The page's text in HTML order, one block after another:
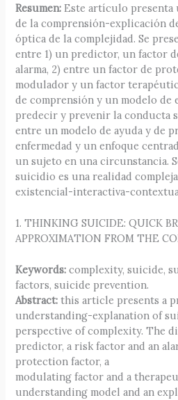
Resumen: Este artículo presenta
de la comprensión-explicación
óptica de la complejidad. Se
entre 1) un predictor, un factor
alarma, 2) entre un factor de
modulador y un factor
de comprensión y un modelo de
predecir y prevenir la conducta
entre un modelo de ayuda y de
enfermedad y un enfoque
un sujeto en una circunstancia.
suicidio es una realidad
existencial-interactiva-
1. THINKING SUICIDE: QUICK
APPROXIMATION FROM THE
Keywords: complexity, suicide,
factors, suicide prevention.
Abstract: this article presents a
understanding-explanation of
perspective of complexity. The
predictor, a risk factor and an
protection factor, a
modulating factor and a
understanding model and an